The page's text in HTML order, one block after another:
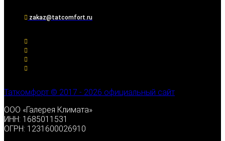
zakaz@tatcomfort.ru
Таткомфорт © 2017 - 2026 официальный сайт
ООО «Галерея Климата»
ИНН: 1685011531
ОГРН: 1231600026910